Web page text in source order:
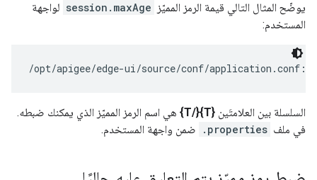
يوضّح المثال التالي قيمة الرمز المميّز session.maxAge لواجهة
المستخدم:
/opt/apigee/edge-ui/source/conf/
السلسلة بين العلامتَين {T}{/T}
هي اسم الرمز المميّز الذي يمكنك ضبطه.
في ملف .properties ضمن واجهة المستخدم.